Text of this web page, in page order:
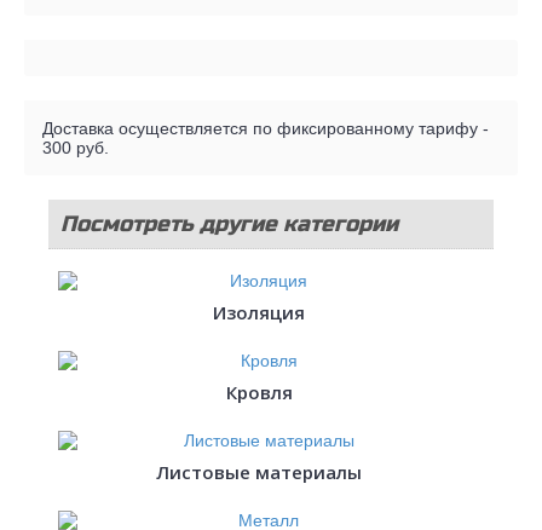
Доставка осуществляется по фиксированному тарифу -
300 руб.
Посмотреть другие категории
стройматериалов
Изоляция
Кровля
Листовые материалы